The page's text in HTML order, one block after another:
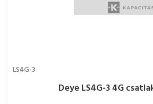
LS4G-3
Deye LS4G-3 4G